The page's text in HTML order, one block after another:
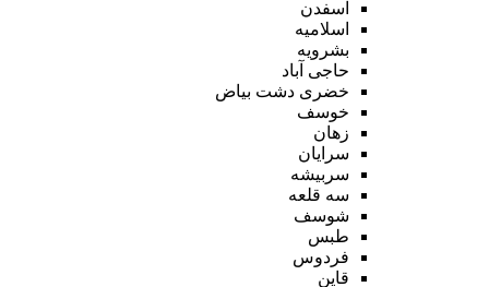
اسفدن
اسلامیه
بشرویه
حاجی آباد
خضری دشت بیاض
خوسف
زهان
سرایان
سربیشه
سه قلعه
شوسف
طبس
فردوس
قاین